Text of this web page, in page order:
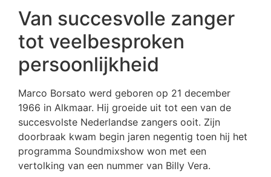
Van succesvolle zanger
tot veelbesproken
persoonlijkheid
Marco Borsato werd geboren op 21 december
1966 in Alkmaar. Hij groeide uit tot een van de
succesvolste Nederlandse zangers ooit. Zijn
doorbraak kwam begin jaren negentig toen hij het
programma Soundmixshow won met een
vertolking van een nummer van Billy Vera.